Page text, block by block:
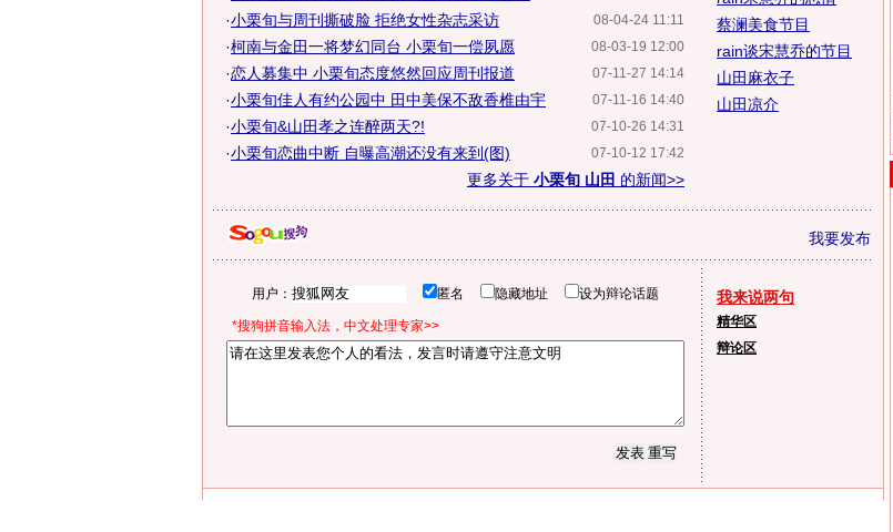
08-04-24 11:11
·小栗旬与周刊撕破脸 拒绝女性杂志采访
08-03-19 12:00
·柯南与金田一将梦幻同台 小栗旬一偿夙愿
07-11-27 14:14
·恋人募集中 小栗旬态度悠然回应周刊报道
07-11-16 14:40
·小栗旬佳人有约公园中 田中美保不敌香椎由宇
07-10-26 14:31
·小栗旬&山田孝之连醉两天?!
07-10-12 17:42
·小栗旬恋曲中断 自曝高潮还没有来到(图)
更多关于 小栗旬 山田 的新闻>>
蔡澜美食节目
rain谈宋慧乔的节目
山田麻衣子
山田凉介
我要发布
用户： 匿名 隐藏地址 设为辩论话题
*搜狗拼音输入法，中文处理专家>>
我来说两句
精华区
辩论区